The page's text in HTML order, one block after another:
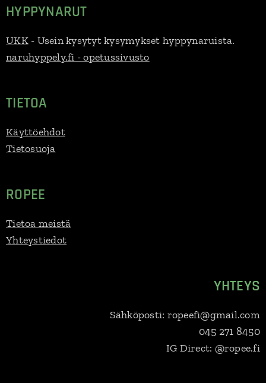
HYPPYNARUT
UKK- Usein kysytyt kysymykset hyppynaruista.
naruhyppely.fi - opetussivusto
TIETOA
Käyttöehdot
Tietosuoja
ROPEE
Tietoa meistä
Yhteystiedot
YHTEYS
Sähköposti: ropeefi@gmail.com
045 271 8450
IG Direct: @ropee.fi